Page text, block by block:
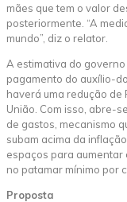
mães que tem o valor
posteriormente. “A
mundo”, diz o relator.
A estimativa do
pagamento do auxílio-
haverá uma redução de
União. Com isso, abre-
de gastos, mecanismo
subam acima da
espaços para aumentar
no patamar mínimo por
Proposta